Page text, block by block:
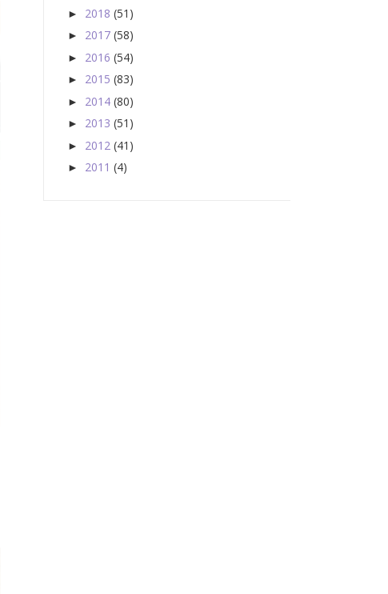
► 2018 (51)
► 2017 (58)
► 2016 (54)
► 2015 (83)
► 2014 (80)
► 2013 (51)
► 2012 (41)
► 2011 (4)